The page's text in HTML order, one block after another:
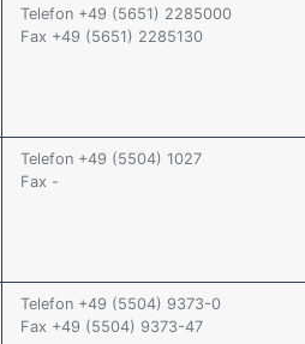
Telefon +49 (5651) 2285000
Fax +49 (5651) 2285130
Telefon +49 (5504) 1027
Fax -
Telefon +49 (5504) 9373-0
Fax +49 (5504) 9373-47